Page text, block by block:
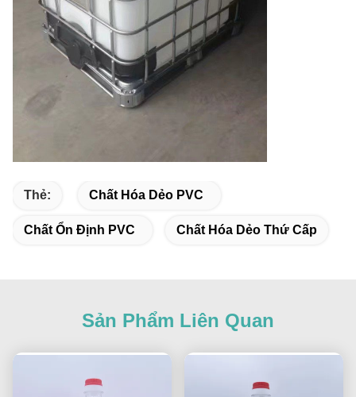
Thẻ: Chất Hóa Dẻo PVC
Chất Ổn Định PVC Chất Hóa Dẻo Thứ Cấp
Sản Phẩm Liên Quan